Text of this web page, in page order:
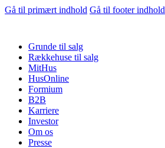
Gå til primært indhold Gå til footer indhold
Grunde til salg
Rækkehuse til salg
MitHus
HusOnline
Formium
B2B
Karriere
Investor
Om os
Presse